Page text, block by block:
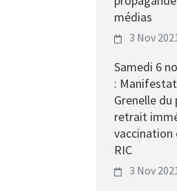
médias
3 Nov
Samedi 6
:
Grenelle du
retrait
vaccination
RIC
3 Nov